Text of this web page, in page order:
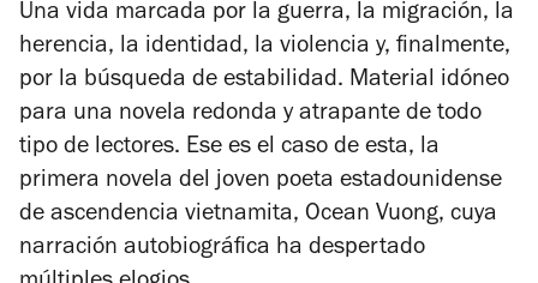
Una vida marcada por la guerra, la migración, la
herencia, la identidad, la violencia y, finalmente,
por la búsqueda de estabilidad. Material idóneo
para una novela redonda y atrapante de todo
tipo de lectores. Ese es el caso de esta, la
primera novela del joven poeta estadounidense
de ascendencia vietnamita, Ocean Vuong, cuya
narración autobiográfica ha despertado